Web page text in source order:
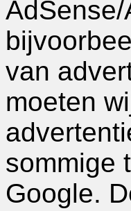
van
moeten
sommige
Google.